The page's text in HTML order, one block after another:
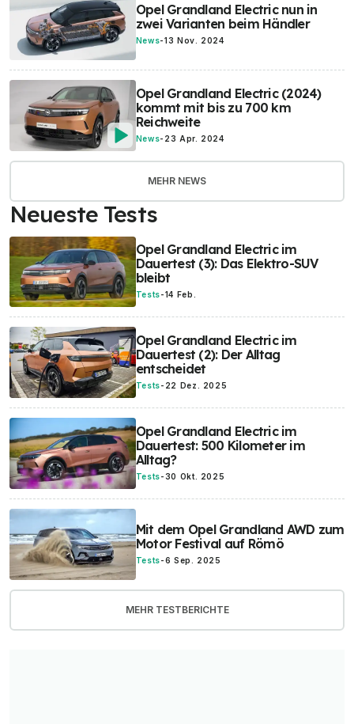
Opel Grandland Electric nun in
zwei Varianten beim Händler
News-13 Nov. 2024
Opel Grandland Electric (2024)
kommt mit bis zu 700 km
Reichweite
News- 23 Apr. 2024
MEHR NEWS
Neueste Tests
Opel Grandland Electric im
Dauertest (3): Das Elektro-SUV
bleibt
Tests-14 Feb.
Opel Grandland Electric im
Dauertest (2): Der Alltag
entscheidet
Tests- 22 Dez. 2025
Opel Grandland Electric im
Dauertest: 500 Kilometer im
Alltag?
Tests-30 Okt. 2025
Mit dem Opel Grandland AWD zum
Motor Festival auf Römö
Tests-6 Sep. 2025
MEHR TESTBERICHTE